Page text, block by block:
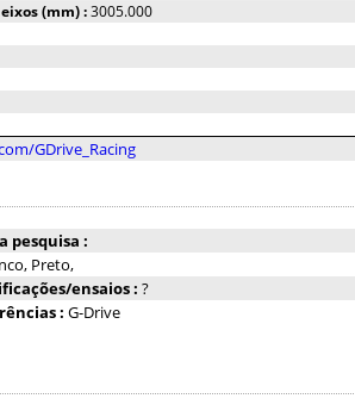
(mm) :3005.000
GDrive_Racing
pesquisa :
Preto,
ensaios : ?
: G-Drive